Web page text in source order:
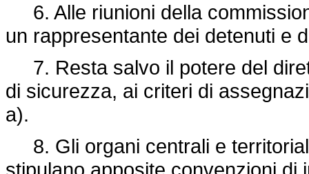
6. Alle riunioni della
un rappresentante dei detenuti e
7. Resta salvo il potere del
di sicurezza, ai criteri di
a).
8. Gli organi centrali e